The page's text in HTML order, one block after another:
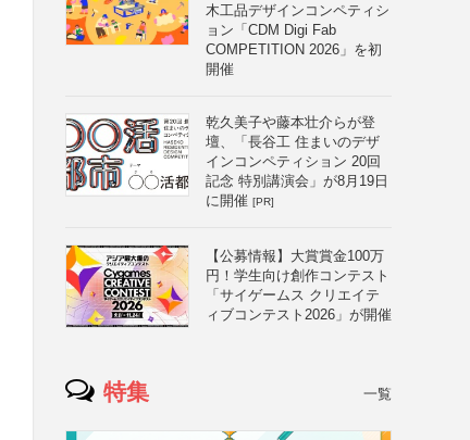
木工品デザインコンペティシ
ョン「CDM Digi Fab
COMPETITION 2026」を初
開催
乾久美子や藤本壮介らが登
壇、「長谷工 住まいのデザ
インコンペティション 20回
記念 特別講演会」が8月19日
に開催 [PR]
【公募情報】大賞賞金100万
円！学生向け創作コンテスト
「サイゲームス クリエイテ
ィブコンテスト2026」が開催
特集 一覧